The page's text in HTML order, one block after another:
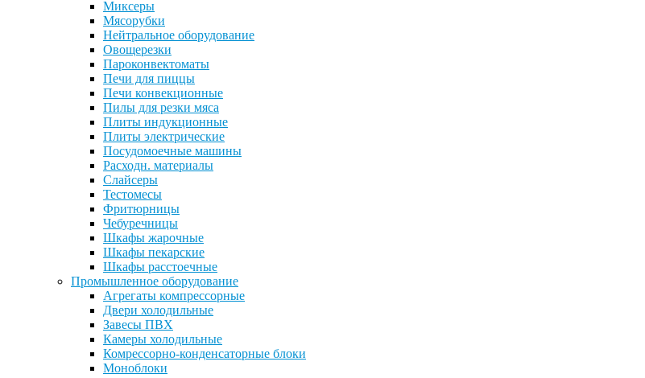
Миксеры
Мясорубки
Нейтральное оборудование
Овощерезки
Пароконвектоматы
Печи для пиццы
Печи конвекционные
Пилы для резки мяса
Плиты индукционные
Плиты электрические
Посудомоечные машины
Расходн. материалы
Слайсеры
Тестомесы
Фритюрницы
Чебуречницы
Шкафы жарочные
Шкафы пекарские
Шкафы расстоечные
Промышленное оборудование
Агрегаты компрессорные
Двери холодильные
Завесы ПВХ
Камеры холодильные
Комрессорно-конденсаторные блоки
Моноблоки